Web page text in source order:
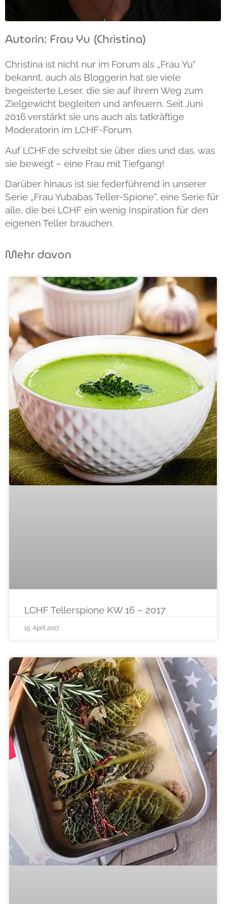
Autorin: Frau Yu (Christina)
Christina ist nicht nur im Forum als „Frau Yu“
bekannt, auch als Bloggerin hat sie viele
begeisterte Leser, die sie auf ihrem Weg zum
Zielgewicht begleiten und anfeuern. Seit Juni
2016 verstärkt sie uns auch als tatkräftige
Moderatorin im LCHF-Forum.
Auf LCHF.de schreibt sie über dies und das, was
sie bewegt – eine Frau mit Tiefgang!
Darüber hinaus ist sie federführend in unserer
Serie „Frau Yubabas Teller-Spione“, eine Serie für
alle, die bei LCHF ein wenig Inspiration für den
eigenen Teller brauchen.
Mehr davon
LCHF Tellerspione KW 16 – 2017
15. April 2017